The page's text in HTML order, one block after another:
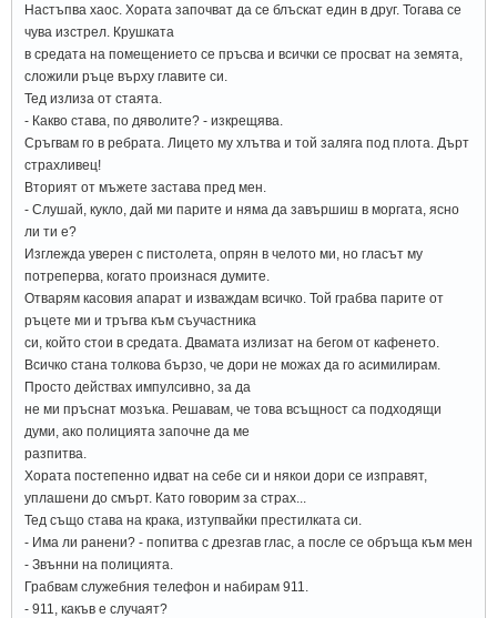
Настъпва хаос. Хората започват да се блъскат един в друг. Тогава се
чува изстрел. Крушката
в средата на помещението се пръсва и всички се просват на земята,
сложили ръце върху главите си.
Тед излиза от стаята.
- Какво става, по дяволите? - изкрещява.
Сръгвам го в ребрата. Лицето му хлътва и той заляга под плота. Дърт
страхливец!
Вторият от мъжете застава пред мен.
- Слушай, кукло, дай ми парите и няма да завършиш в моргата, ясно
ли ти е?
Изглежда уверен с пистолета, опрян в челото ми, но гласът му
потреперва, когато произнася думите.
Отварям касовия апарат и изваждам всичко. Той грабва парите от
ръцете ми и тръгва към съучастника
си, който стои в средата. Двамата излизат на бегом от кафенето.
Всичко стана толкова бързо, че дори не можах да го асимилирам.
Просто действах импулсивно, за да
не ми пръснат мозъка. Решавам, че това всъщност са подходящи
думи, ако полицията започне да ме
разпитва.
Хората постепенно идват на себе си и някои дори се изправят,
уплашени до смърт. Като говорим за страх...
Тед също става на крака, изтупвайки престилката си.
- Има ли ранени? - попитва с дрезгав глас, а после се обръща към мен
- Звънни на полицията.
Грабвам служебния телефон и набирам 911.
- 911, какъв е случаят?